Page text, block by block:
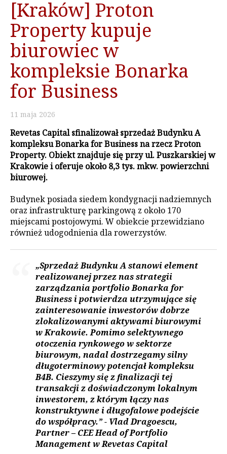
[Kraków] Proton
Property kupuje
biurowiec w
kompleksie Bonarka
for Business
11 maja 2026
Revetas Capital sfinalizował sprzedaż Budynku A
kompleksu Bonarka for Business na rzecz Proton
Property. Obiekt znajduje się przy ul. Puszkarskiej w
Krakowie i oferuje około 8,3 tys. mkw. powierzchni
biurowej.
Budynek posiada siedem kondygnacji nadziemnych
oraz infrastrukturę parkingową z około 170
miejscami postojowymi. W obiekcie przewidziano
również udogodnienia dla rowerzystów.
„Sprzedaż Budynku A stanowi element
realizowanej przez nas strategii
zarządzania portfolio Bonarka for
Business i potwierdza utrzymujące się
zainteresowanie inwestorów dobrze
zlokalizowanymi aktywami biurowymi
w Krakowie. Pomimo selektywnego
otoczenia rynkowego w sektorze
biurowym, nadal dostrzegamy silny
długoterminowy potencjał kompleksu
B4B. Cieszymy się z finalizacji tej
transakcji z doświadczonym lokalnym
inwestorem, z którym łączy nas
konstruktywne i długofalowe podejście
do współpracy.” - Vlad Dragoescu,
Partner – CEE Head of Portfolio
Management w Revetas Capital